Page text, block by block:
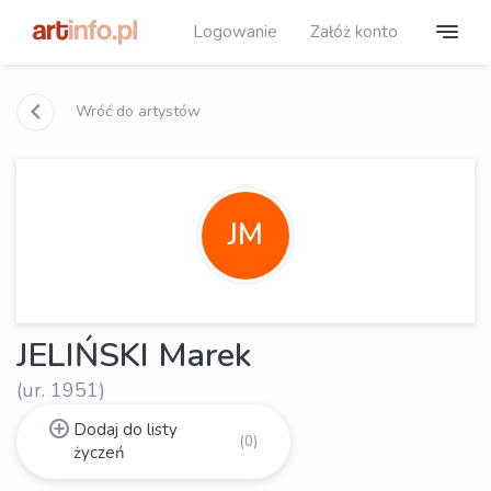
Logowanie Załóż konto
Wróć do artystów
JM
JELIŃSKI Marek
(ur. 1951)
Dodaj do listy
życzeń
(0)